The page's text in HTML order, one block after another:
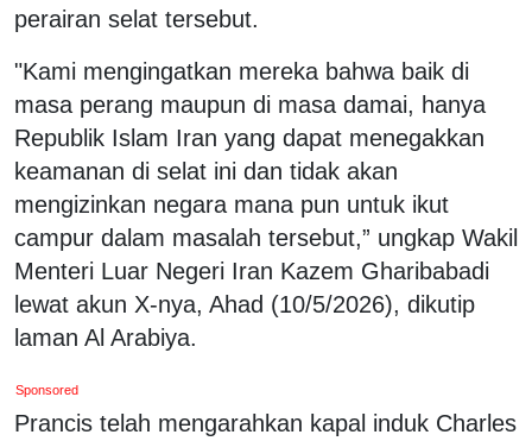
perairan selat tersebut.
"Kami mengingatkan mereka bahwa baik di
masa perang maupun di masa damai, hanya
Republik Islam Iran yang dapat menegakkan
keamanan di selat ini dan tidak akan
mengizinkan negara mana pun untuk ikut
campur dalam masalah tersebut,” ungkap Wakil
Menteri Luar Negeri Iran Kazem Gharibabadi
lewat akun X-nya, Ahad (10/5/2026), dikutip
laman Al Arabiya.
Sponsored
Prancis telah mengarahkan kapal induk Charles